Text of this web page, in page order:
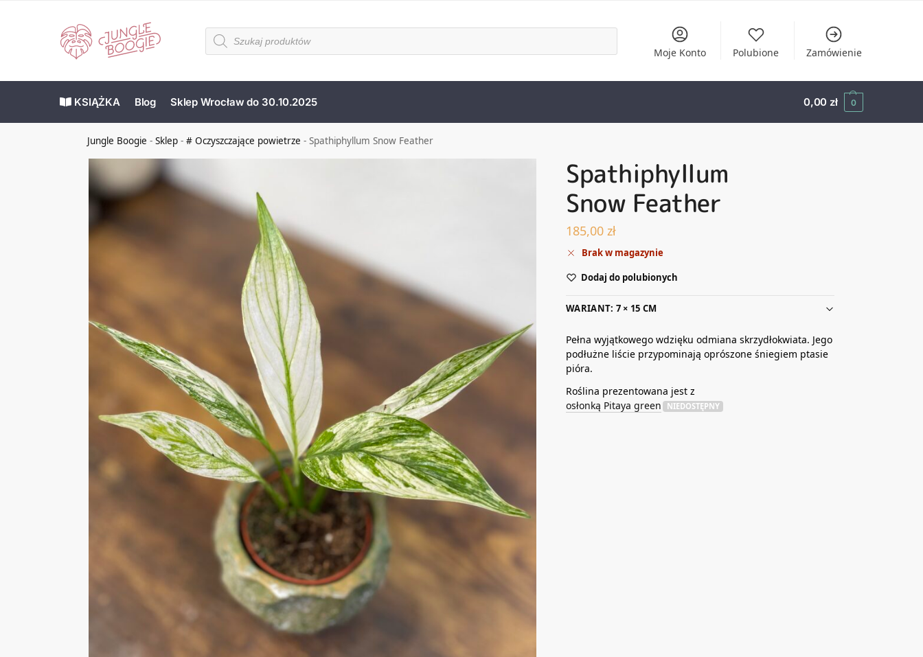
Moje Konto Polubione Zamówienie
KSIĄŻKA Blog Sklep Wrocław do 30.10.2025 0,00 zł 0
Jungle Boogie -Sklep -# Oczyszczające powietrze -Spathiphyllum Snow Feather
Spathiphyllum
Snow Feather
185,00 zł
Brak w magazynie
Dodaj do polubionych
WARIANT: 7 × 15 CM
Pełna wyjątkowego wdzięku odmiana skrzydłokwiata. Jego
podłużne liście przypominają oprószone śniegiem ptasie
pióra.
Roślina prezentowana jest z
osłonką Pitaya green
NIEDOSTĘPNY